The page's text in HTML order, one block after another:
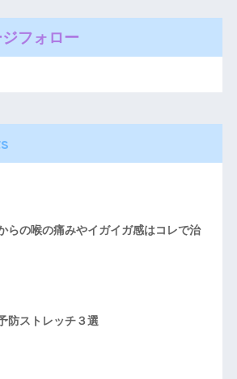
フォロー
らの喉の痛みやイガイガ感はコレで治
防ストレッチ３選